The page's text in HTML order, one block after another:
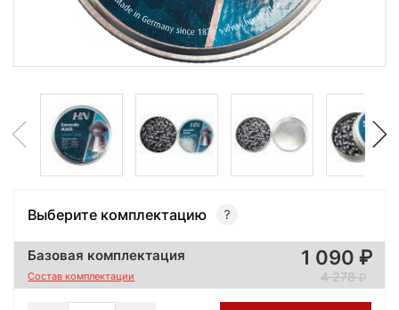
Выберите комплектацию
Базовая комплектация
Состав комплектации
1 090
4 278